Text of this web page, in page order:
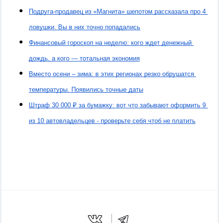
Подруга-продавец из «Магнита» шепотом рассказала про 4
ловушки. Вы в них точно попадались
Финансовый гороскоп на неделю: кого ждет денежный
дождь, а кого — тотальная экономия
Вместо осени – зима: в этих регионах резко обрушатся
температуры. Появились точные даты
Штраф 30 000 ₽ за бумажку: вот что забывают оформить 9
из 10 автовладельцев - проверьте себя чтоб не платить